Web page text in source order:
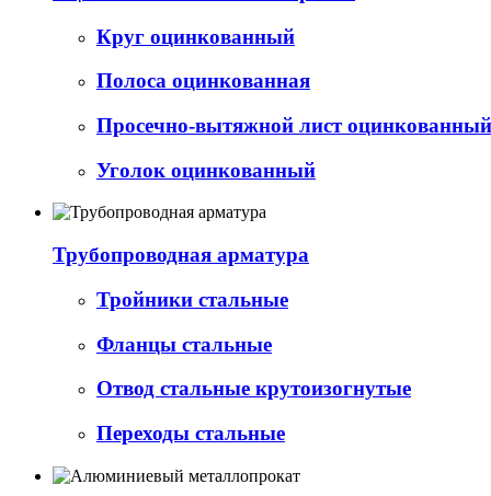
Круг оцинкованный
Полоса оцинкованная
Просечно-вытяжной лист
Уголок оцинкованный
Трубопроводная арматура
Тройники стальные
Фланцы стальные
Отвод стальные крутоизогнутые
Переходы стальные